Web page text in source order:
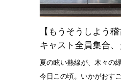
【もうそうしよう
キャスト全員集合、
夏の眩い熱線が、木々の
今日この頃。いかがおす